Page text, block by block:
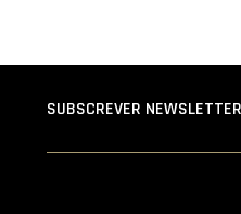
SUBSCREVER NEWSLETTER